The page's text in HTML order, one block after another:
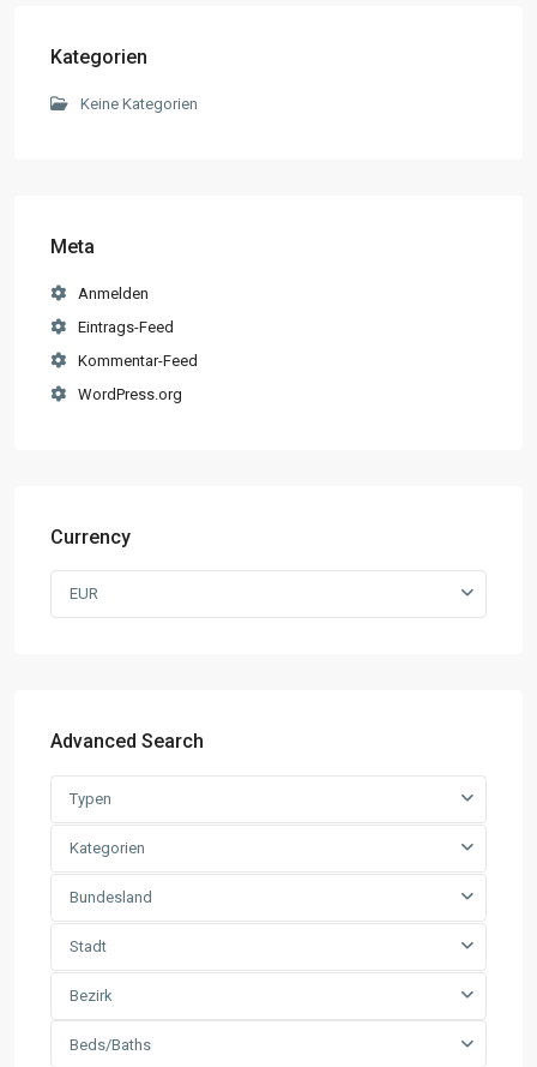
Kategorien
Keine Kategorien
Meta
Anmelden
Eintrags-Feed
Kommentar-Feed
WordPress.org
Currency
EUR
Advanced Search
Typen
Kategorien
Bundesland
Stadt
Bezirk
Beds/Baths